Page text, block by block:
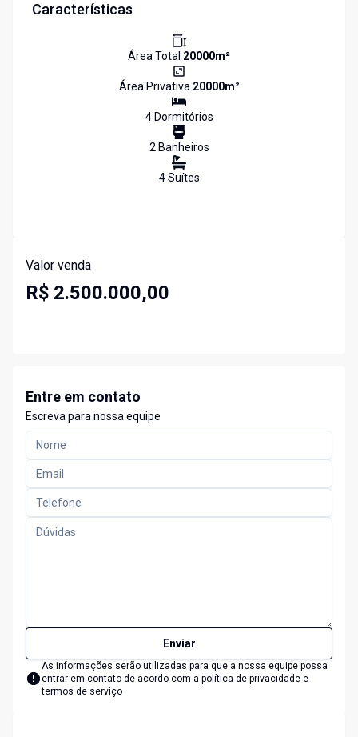
Características
Área Total 20000m²
Área Privativa 20000m²
4Dormitórios
2Banheiros
4Suítes
Valor venda
R$ 2.500.000,00
Entre em contato
Escreva para nossa equipe
Enviar
As informações serão utilizadas para que a nossa equipe possa
entrar em contato de acordo com a política de privacidade e
termos de serviço